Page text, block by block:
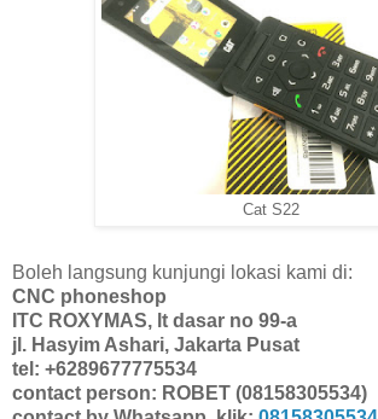
Cat S22
Boleh langsung kunjungi lokasi kami di:
CNC phoneshop
ITC ROXYMAS, lt dasar no 99-a
jl. Hasyim Ashari, Jakarta Pusat
tel: +6289677775534
contact person: ROBET (08158305534)